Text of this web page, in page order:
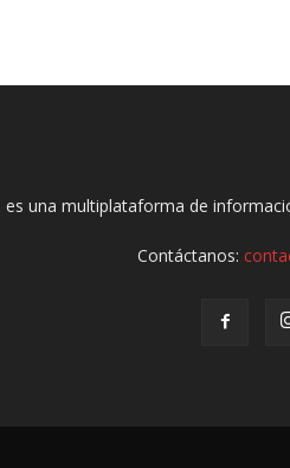
es una multiplataforma de
Contáctanos: